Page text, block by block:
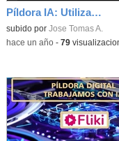
Píldora IA: Utilización de Gemini Deep Research
subido por Jose Tomas A.
-hace un año- 79